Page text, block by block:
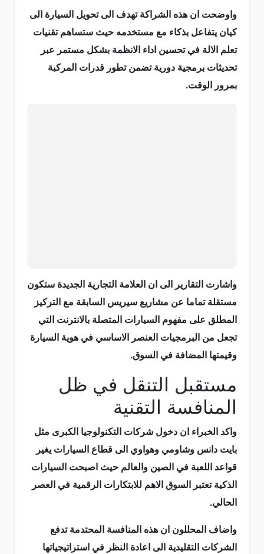
واوضحت ان هذه الشراكة تهدف الى تحويل السيارة الى
كيان يتفاعل بذكاء مع مستخدمه حيث ستساهم تقنيات
تعلم الالة في تحسين اداء الانظمة بشكل مستمر عبر
تحديثات برمجية دورية تضمن تطور قدرات المركبة
بمرور الوقت.
واشارت التقارير الى ان العلامة التجارية الجديدة ستكون
مستقلة تماما عن مشاريع سيريس السابقة مع التركيز
المطلق على مفهوم السيارات المتصلة بالانترنت التي
تجعل من البرمجيات العنصر الاساسي في هوية السيارة
وقيمتها المضافة في السوق.
مستقبل التنقل في ظل
المنافسة التقنية
واكد الخبراء ان دخول شركات التكنولوجيا الكبرى مثل
بايت دانس وشاومي وهواوي الى قطاع السيارات يغير
قواعد اللعبة في الصين والعالم حيث اصبحت السيارات
الذكية تعتبر السوق الاهم للابتكارات الرقمية في العصر
الحالي.
واضاف المحللون ان هذه المنافسة المحتدمة تدفع
الشركات التقليدية الى اعادة النظر في استراتيجياتها